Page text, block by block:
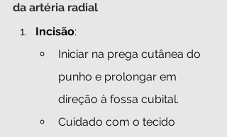
da artéria radial
Incisão:
Iniciar na prega cutânea do
punho e prolongar em
direção à fossa cubital.
Cuidado com o tecido